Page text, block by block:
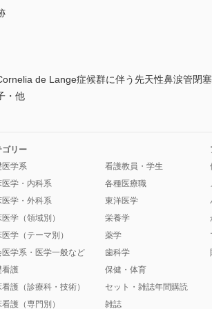
de Lange症候群に伴う先天性鼻涙管閉
・他
ゴリー
医学系
医学・内科系
医学・外科系
学（領域別）
学（テーマ別）
医学系・医学一般など
看護
護（診療科・技術）
護（専門別）
看護教員・学生
各種医療職
東洋医学
栄養学
薬学
歯科学
保健・体育
セット・雑誌年間購読
雑誌